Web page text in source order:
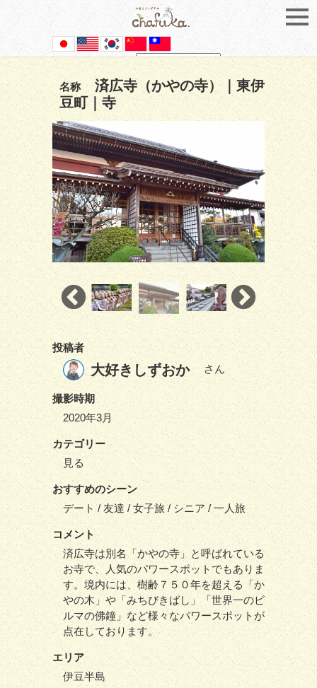
Powered by Translate
名称
済広寺（かやの寺）｜東伊
豆町｜寺
投稿者
大好きしずおか さん
撮影時期
2020年3月
カテゴリー
見る
おすすめのシーン
デート / 友達 / 女子旅 / シニア / 一人旅
コメント
済広寺は別名「かやの寺」と呼ばれている
お寺で、人気のパワースポットでもありま
す。境内には、樹齢７５０年を超える「か
やの木」や「みちびきばし」「世界一のビ
ルマの佛鐘」など様々なパワースポットが
点在しております。
エリア
伊豆半島